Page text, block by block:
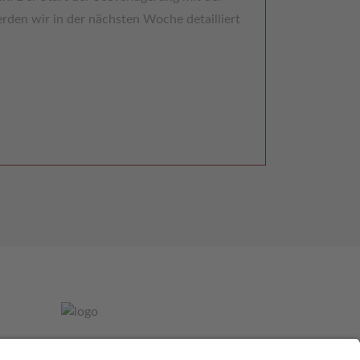
wir in der nächsten Woche detailliert